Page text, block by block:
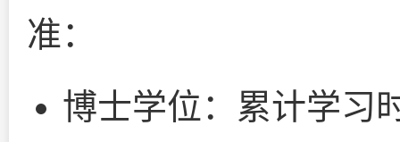
准：
博士学位：累计学习